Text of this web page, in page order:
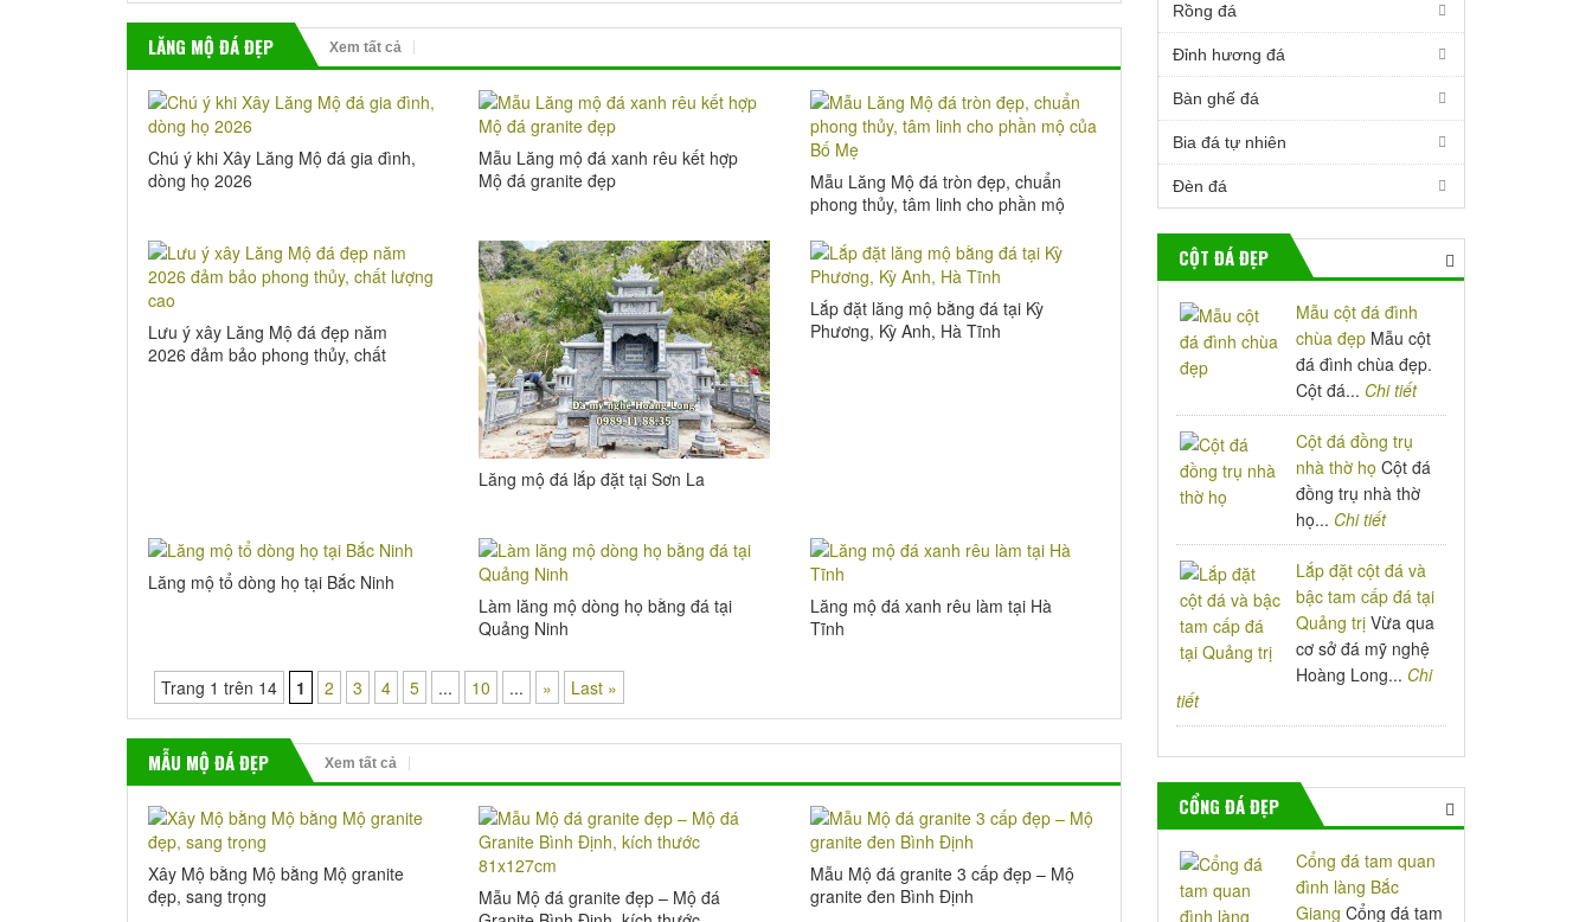
LĂNG MỘ ĐÁ ĐẸP Xem tất cả
Chú ý khi Xây Lăng Mộ đá gia đình,
dòng họ 2026
Mẫu Lăng mộ đá xanh rêu kết hợp
Mộ đá granite đẹp
Mẫu Lăng Mộ đá tròn đẹp, chuẩn
phong thủy, tâm linh cho phần mộ
Lưu ý xây Lăng Mộ đá đẹp năm
2026 đảm bảo phong thủy, chất
Lăng mộ đá lắp đặt tại Sơn La
Lắp đặt lăng mộ bằng đá tại Kỳ
Phương, Kỳ Anh, Hà Tĩnh
Lăng mộ tổ dòng họ tại Bắc Ninh
Làm lăng mộ dòng họ bằng đá tại
Quảng Ninh
Lăng mộ đá xanh rêu làm tại Hà
Tĩnh
Trang 1 trên 14 1 2 3 4 5 ... 10 ... » Last »
MẪU MỘ ĐÁĐẸP Xem tất cả
Xây Mộ bằng Mộ bằng Mộ granite
đẹp, sang trọng
Mẫu Mộ đá granite đẹp – Mộ đá
Mẫu Mộ đá granite 3 cấp đẹp – Mộ
granite đen Bình Định
Rồng đá
Đỉnh hương đá
Bàn ghế đá
Bia đá tự nhiên
Đèn đá
CỘT ĐÁ ĐẸP
Mẫu cột đá đình
chùa đẹp Mẫu cột
đá đình chùa đẹp.
Cột đá... Chi tiết
Cột đá đồng trụ
nhà thờ họ Cột đá
đồng trụ nhà thờ
họ... Chi tiết
Lắp đặt cột đá và
bậc tam cấp đá tại
Quảng trị Vừa qua
cơ sở đá mỹ nghệ
Hoàng Long... Chi
tiết
CỔNG ĐÁ ĐẸP
Cổng đá tam quan
đình làng Bắc
Giang Cổng đá tam